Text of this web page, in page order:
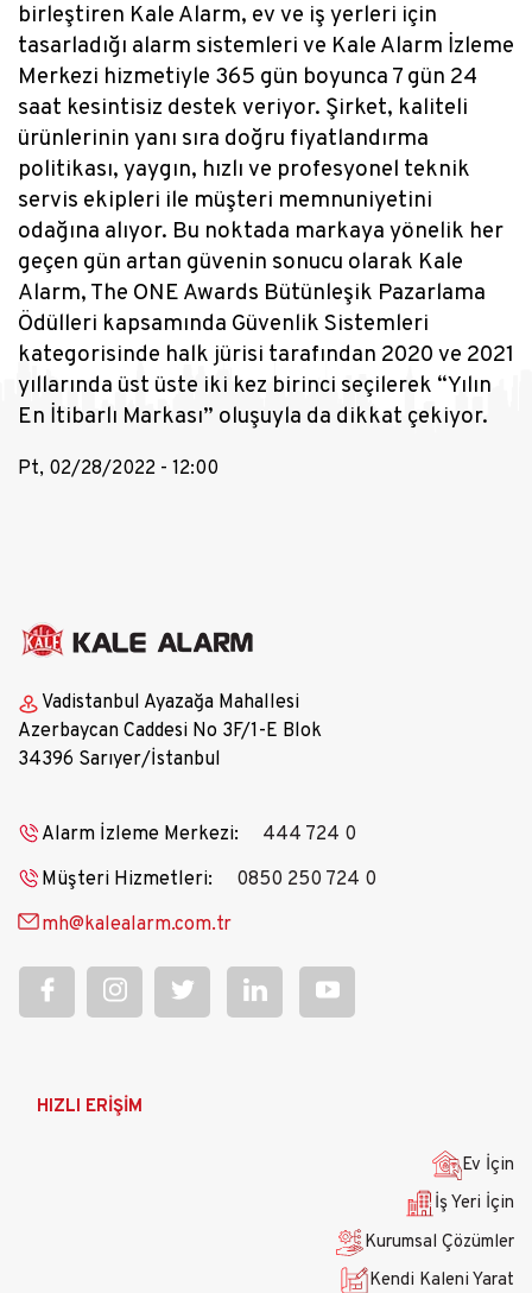
birleştiren Kale Alarm, ev ve iş yerleri için
tasarladığı alarm sistemleri ve Kale Alarm İzleme
Merkezi hizmetiyle 365 gün boyunca 7 gün 24
saat kesintisiz destek veriyor. Şirket, kaliteli
ürünlerinin yanı sıra doğru fiyatlandırma
politikası, yaygın, hızlı ve profesyonel teknik
servis ekipleri ile müşteri memnuniyetini
odağına alıyor. Bu noktada markaya yönelik her
geçen gün artan güvenin sonucu olarak Kale
Alarm, The ONE Awards Bütünleşik Pazarlama
Ödülleri kapsamında Güvenlik Sistemleri
kategorisinde halk jürisi tarafından 2020 ve 2021
yıllarında üst üste iki kez birinci seçilerek “Yılın
En İtibarlı Markası” oluşuyla da dikkat çekiyor.
Pt, 02/28/2022 - 12:00
Vadistanbul Ayazağa Mahallesi
Azerbaycan Caddesi No 3F/1-E Blok
34396 Sarıyer/İstanbul
Alarm İzleme Merkezi:
444 724 0
Müşteri Hizmetleri:
0850 250 724 0
mh@kalealarm.com.tr
AnaHIZLI ERİŞİM
Ev İçin
İş Yeri İçin
Kurumsal Çözümler
Kendi Kaleni Yarat